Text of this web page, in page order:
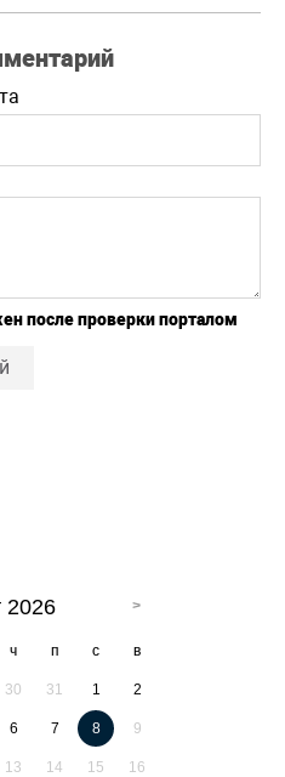
после проверки порталом
2026
ч п с в
30 31 1 2
6 7 8 9
13 14 15 16